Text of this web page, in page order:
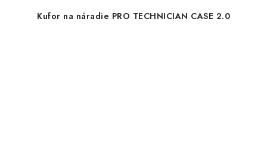
Kufor na náradie PRO TECHNICIAN CASE 2.0